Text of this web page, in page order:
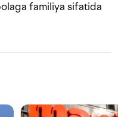
familiya sifatida